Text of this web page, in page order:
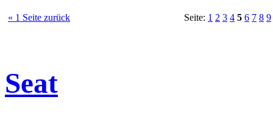
« 1 Seite zurück Seite: 1 2 3 4 5 6 7 8 9
Seat